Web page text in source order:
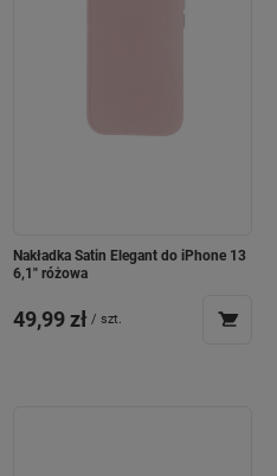
Nakładka Satin Elegant do iPhone 13
6,1" różowa
49,99 zł / szt.